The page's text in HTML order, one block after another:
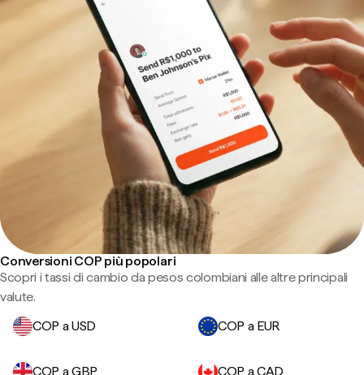
Conversioni COP più popolari
Scopri i tassi di cambio da pesos colombiani alle altre principali
valute.
COP a USD
COP a EUR
COP a GBP COP a CAD